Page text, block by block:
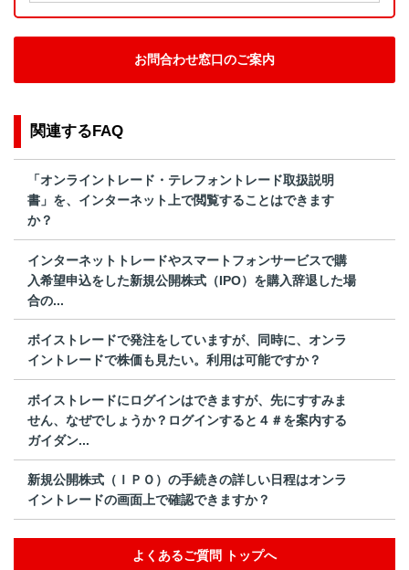
お問合わせ窓口のご案内
関連するFAQ
「オンライントレード・テレフォントレード取扱説明
書」を、インターネット上で閲覧することはできます
か？
インターネットトレードやスマートフォンサービスで購
入希望申込をした新規公開株式（IPO）を購入辞退した場
合の...
ボイストレードで発注をしていますが、同時に、オンラ
イントレードで株価も見たい。利用は可能ですか？
ボイストレードにログインはできますが、先にすすみま
せん、なぜでしょうか？ログインすると４＃を案内する
ガイダン...
新規公開株式（ＩＰＯ）の手続きの詳しい日程はオンラ
イントレードの画面上で確認できますか？
よくあるご質問 トップへ